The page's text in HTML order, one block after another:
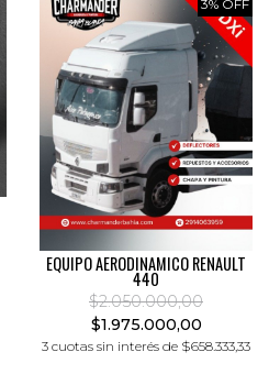
3% OFF
EQUIPO AERODINAMICO RENAULT
440
$2.050.000,00
$1.975.000,00
3 cuotas sin interés de $658.333,33